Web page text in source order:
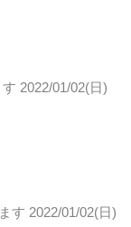
2022/01/02(日)
す 2022/01/02(日)